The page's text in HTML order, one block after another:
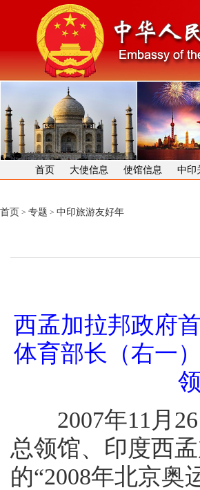
首页 大使信息 使馆信息 中印
首页 > 专题 > 中印旅游友好年
西孟加拉邦政府
体育部长（右一
2007年11月26
总领馆、印度西
的“2008年北京奥